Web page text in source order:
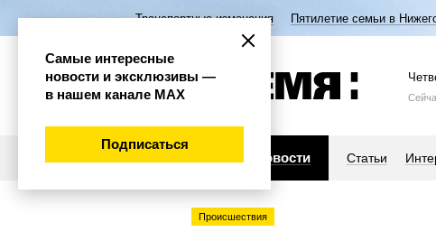
Транспортные изменения Пятилетие семьи в
Новости Статьи
Происшествия
Самые интересные
новости и эксклюзивы —
в нашем канале МАХ
Подписаться